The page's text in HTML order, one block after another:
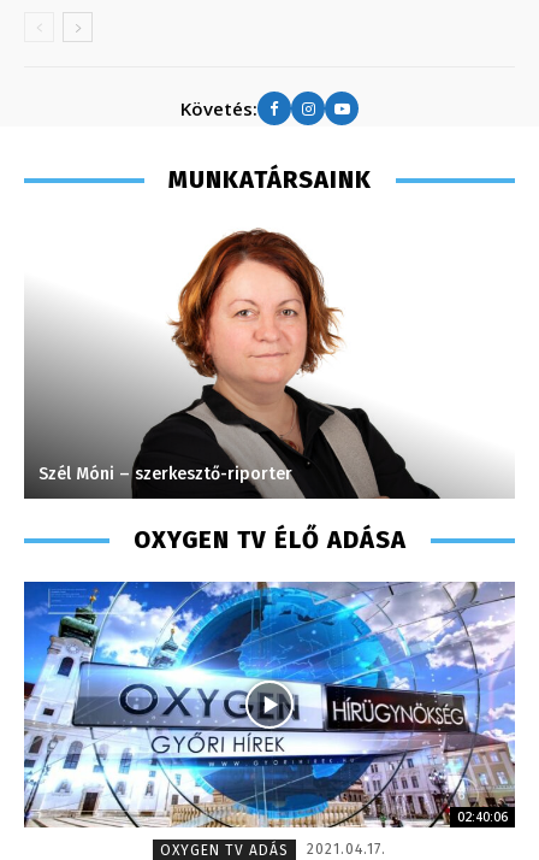
Követés:
MUNKATÁRSAINK
Szél Móni – szerkesztő-riporter
OXYGEN TV ÉLŐ ADÁSA
02:40:06
OXYGEN TV ADÁS
2021.04.17.